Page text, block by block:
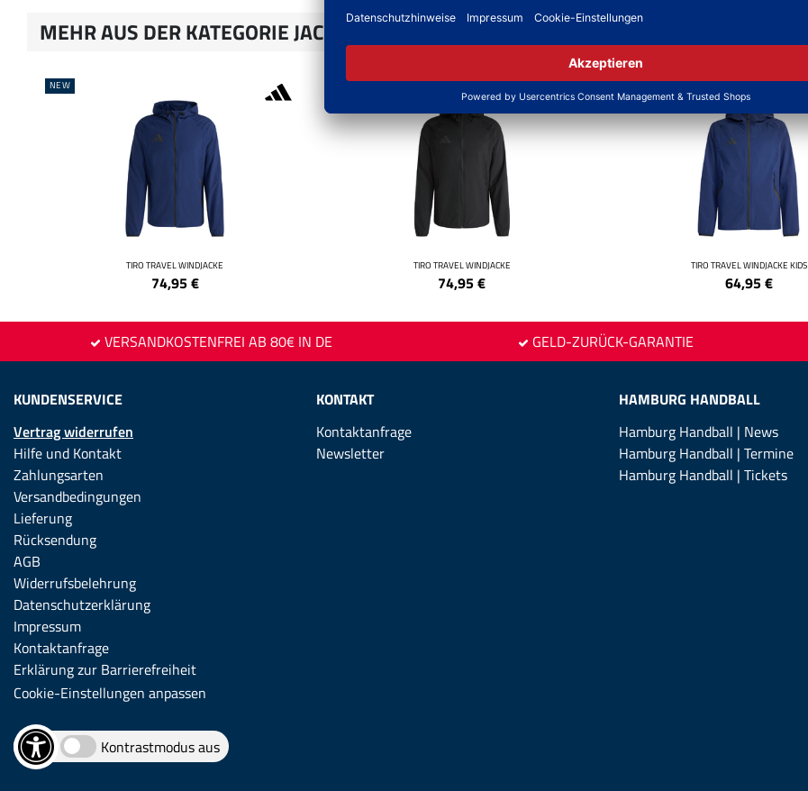
MEHR AUS DER KATEGORIE JACKEN
NEW
TIRO TRAVEL WINDJACKE
74,95€
NEW
TIRO TRAVEL WINDJACKE
74,95€
NEW
TIRO TRAVEL WINDJACKE KIDS
64,95€
VERSANDKOSTENFREI AB 80€ IN DE GELD-ZURÜCK-GARANTIE
KUNDENSERVICE
Vertrag widerrufen
Hilfe und Kontakt
Zahlungsarten
Versandbedingungen
Lieferung
Rücksendung
AGB
Widerrufsbelehrung
Datenschutzerklärung
Impressum
Kontaktanfrage
Erklärung zur Barrierefreiheit
Cookie-Einstellungen anpassen
Kontrastmodus aus
KONTAKT
Kontaktanfrage
Newsletter
HAMBURG HANDBALL
Hamburg Handball | News
Hamburg Handball | Termine
Hamburg Handball | Tickets